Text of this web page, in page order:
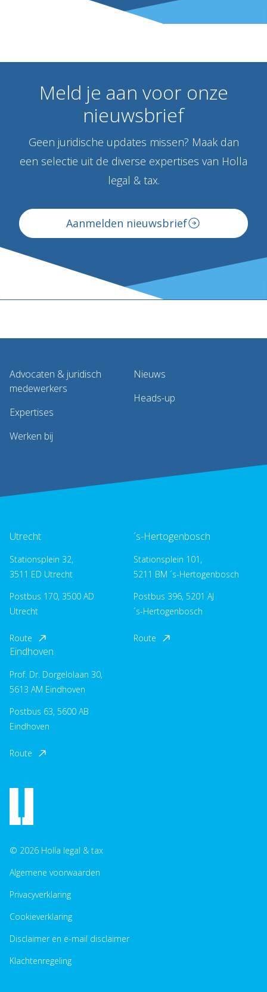
Meld je aan voor onze
nieuwsbrief
Geen juridische updates missen? Maak dan
een selectie uit de diverse expertises van Holla
legal & tax.
Aanmelden nieuwsbrief
Advocaten & juridisch
medewerkers
Expertises
Werken bij
Nieuws
Heads-up
Utrecht
Stationsplein 32,
3511 ED Utrecht
Postbus 170, 3500 AD
Utrecht
Route
´s-Hertogenbosch
Stationsplein 101,
5211 BM ´s-Hertogenbosch
Postbus 396, 5201 AJ
´s-Hertogenbosch
Route
Eindhoven
Prof. Dr. Dorgelolaan 30,
5613 AM Eindhoven
Postbus 63, 5600 AB
Eindhoven
Route
© 2026 Holla legal & tax
Algemene voorwaarden
Privacyverklaring
Cookieverklaring
Disclaimer en e-mail disclaimer
Klachtenregeling